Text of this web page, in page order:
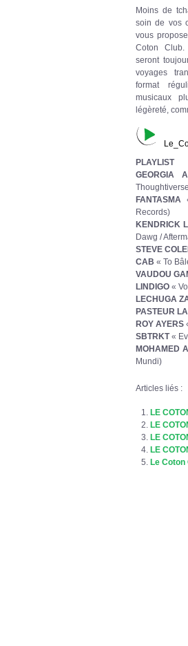
Moins de
soin de vos
vous
Coton
seront
voyages
format
musicaux
légèreté,
PLAYLIST
GEORGIA
FANTASMA
Records)
KENDRICK
Dawg /
STEVE
CAB « To
VAUDOU
LINDIGO «
LECHUGA
PASTEUR
ROY AYERS
SBTRKT«
MOHAMED
Mundi)
Articles liés :
LE
LE
LE
LE
Le Coton